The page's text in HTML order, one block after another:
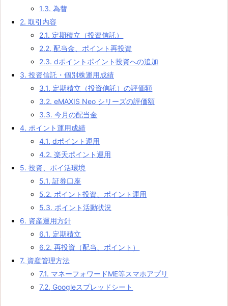
1.3. 為替
2. 取引内容
2.1. 定期積立（投資信託）
2.2. 配当金、ポイント再投資
2.3. dポイントポイント投資への追加
3. 投資信託・個別株運用成績
3.1. 定期積立（投資信託）の評価額
3.2. eMAXIS Neo シリーズの評価額
3.3. 今月の配当金
4. ポイント運用成績
4.1. dポイント運用
4.2. 楽天ポイント運用
5. 投資、ポイ活環境
5.1. 証券口座
5.2. ポイント投資、ポイント運用
5.3. ポイント活動状況
6. 資産運用方針
6.1. 定期積立
6.2. 再投資（配当、ポイント）
7. 資産管理方法
7.1. マネーフォワードME等スマホアプリ
7.2. Googleスプレッドシート